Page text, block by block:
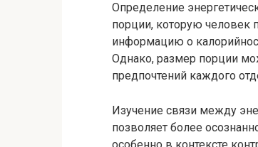
Определение
порции, которую человек
информацию о
Однако, размер порции
предпочтений каждого
Изучение связи между
позволяет более